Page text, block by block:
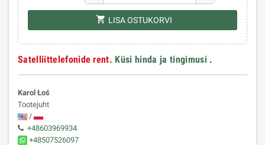
shopping_cart LISA OSTUKORVI
Satelliittelefonide rent. Küsi hinda ja tingimusi.
Karol Łoś
Tootejuht
/
+48603969934
+48507526097